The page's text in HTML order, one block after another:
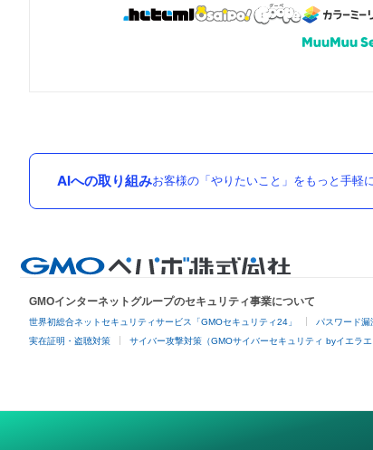
AIへの取り組みお客様の「やりたいこと」をもっと手軽
GMOインターネットグループのセキュリティ事業について
世界初総合ネットセキュリティサービス「GMOセキュリティ24」 パスワード漏
実在証明・盗聴対策 サイバー攻撃対策（GMOサイバーセキュリティ byイエラエ